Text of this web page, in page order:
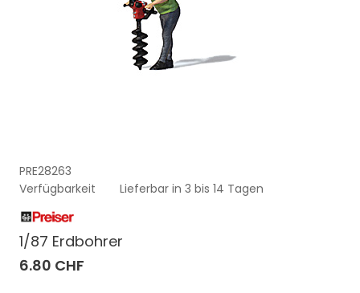
PRE28263
Verfügbarkeit
Lieferbar in 3 bis 14 Tagen
1/87 Erdbohrer
6.80 CHF